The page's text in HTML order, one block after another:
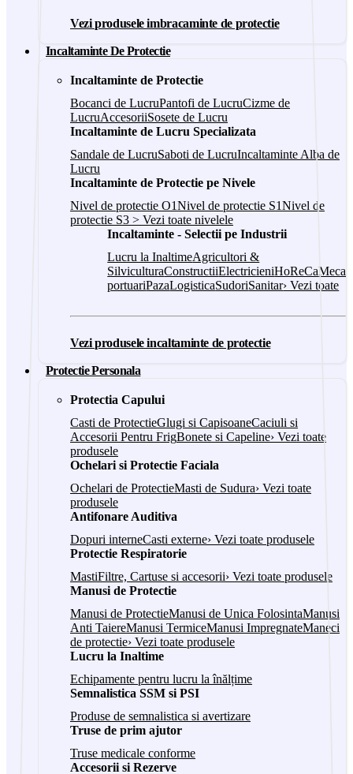
Vezi produsele imbracaminte de protectie
Incaltaminte De Protectie
Incaltaminte de Protectie
Bocanci de LucruPantofi de LucruCizme de
LucruAccesoriiSosete de Lucru
Incaltaminte de Lucru Specializata
Sandale de LucruSaboti de LucruIncaltaminte Alba de
Lucru
Incaltaminte de Protectie pe Nivele
Nivel de protectie O1Nivel de protectie S1Nivel de
protectie S3 > Vezi toate nivelele
Incaltaminte - Selectii pe Industrii
Lucru la InaltimeAgricultori &
SilviculturaConstructiiElectricieniHoReCa
portuariPazaLogisticaSudoriSanitar› Vezi toate
Vezi produsele incaltaminte de protectie
Protectie Personala
Protectia Capului
Casti de ProtectieGlugi si CapisoaneCaciuli si
Accesorii Pentru FrigBonete si Capeline› Vezi toate
produsele
Ochelari si Protectie Faciala
Ochelari de ProtectieMasti de Sudura› Vezi toate
produsele
Antifonare Auditiva
Dopuri interneCasti externe› Vezi toate produsele
Protectie Respiratorie
MastiFiltre, Cartuse si accesorii› Vezi toate produsele
Manusi de Protectie
Manusi de ProtectieManusi de Unica FolosintaManusi
Anti TaiereManusi TermiceManusi ImpregnateManeci
de protectie› Vezi toate produsele
Lucru la Inaltime
Echipamente pentru lucru la înălțime
Semnalistica SSM si PSI
Produse de semnalistica si avertizare
Truse de prim ajutor
Truse medicale conforme
Accesorii si Rezerve